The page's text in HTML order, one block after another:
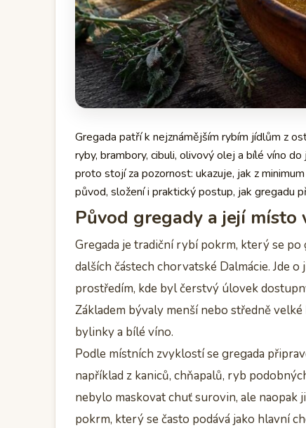
Gregada patří k nejznámějším rybím jídlům z
ryby, brambory, cibuli, olivový olej a bílé víno
proto stojí za pozornost: ukazuje, jak z
původ, složení i praktický postup, jak gregadu
Původ gregady a její
Gregada je tradiční rybí pokrm, který se
dalších částech chorvatské Dalmácie. Jde
prostředím, kde byl čerstvý úlovek
Základem bývaly menší nebo středně
bylinky a bílé víno.
Podle místních zvyklostí se gregada
například z kaniců, chňapalů, ryb
nebylo maskovat chuť surovin, ale naopak
pokrm, který se často podává jako hlavní